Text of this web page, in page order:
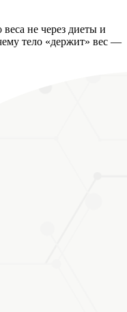
не через диеты и
тело «держит» вес —